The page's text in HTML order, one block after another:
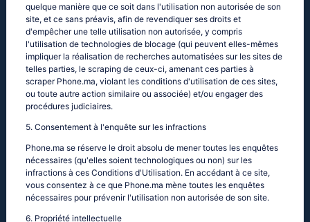
quelque manière que ce soit dans l'utilisation non autorisée de son
site, et ce sans préavis, afin de revendiquer ses droits et
d'empêcher une telle utilisation non autorisée, y compris
l'utilisation de technologies de blocage (qui peuvent elles-mêmes
impliquer la réalisation de recherches automatisées sur les sites de
telles parties, le scraping de ceux-ci, amenant ces parties à
scraper Phone.ma, violant les conditions d'utilisation de ces sites,
ou toute autre action similaire ou associée) et/ou engager des
procédures judiciaires.
5. Consentement à l'enquête sur les infractions
Phone.ma se réserve le droit absolu de mener toutes les enquêtes
nécessaires (qu'elles soient technologiques ou non) sur les
infractions à ces Conditions d'Utilisation. En accédant à ce site,
vous consentez à ce que Phone.ma mène toutes les enquêtes
nécessaires pour prévenir l'utilisation non autorisée de son site.
6. Propriété intellectuelle